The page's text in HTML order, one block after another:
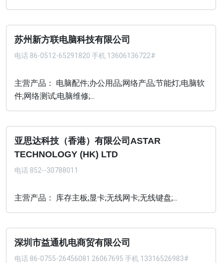
苏州新方联电脑科技有限公司
电话 86-0512-65291820 手机 13606136722#
主营产品： 电脑配件;办公用品;网络产品;节能灯;电脑软
件;网络测试;电脑维修;...
亚思达科技（香港）有限公司ASTAR
TECHNOLOGY (HK) LTD
电话 852--30788011
主营产品： 库存主板;显卡;无线网卡;无线键盘;...
深圳市益通机电商贸有限公司
电话 86-0755-26456081 26067695 手机 13316526983#